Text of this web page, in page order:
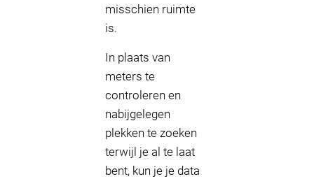
misschien ruimte
is.
In plaats van
meters te
controleren en
nabijgelegen
plekken te zoeken
terwijl je al te laat
bent, kun je je data